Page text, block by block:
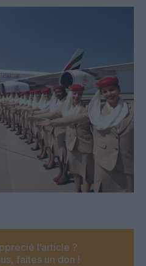
l’article ?
faites un don !